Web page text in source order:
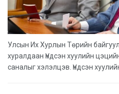
Улсын Их Хурлын Төрийн
хуралдаан Үндсэн хуулийн
саналыг хэлэлцэв. Үндсэн